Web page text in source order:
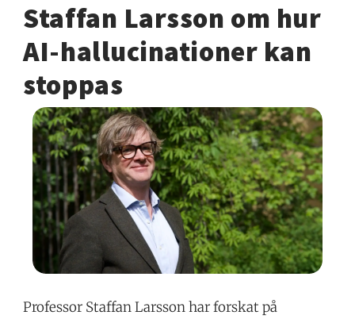
Staffan Larsson om hur
AI-hallucinationer kan
stoppas
Professor Staffan Larsson har forskat på